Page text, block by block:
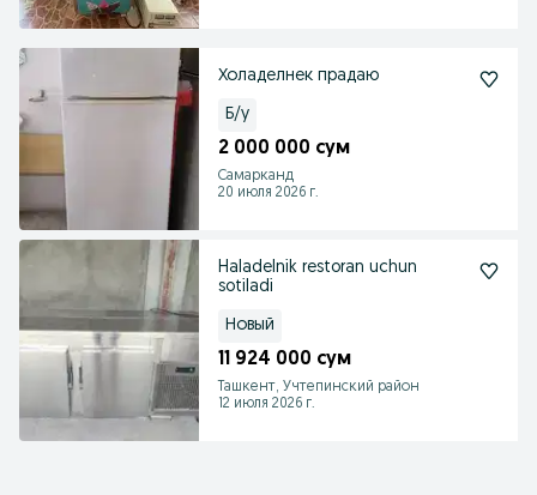
Холаделнек прадаю
Б/у
2 000 000 сум
Самарканд
20 июля 2026 г.
Haladelnik restoran uchun
sotiladi
Новый
11 924 000 сум
Ташкент, Учтепинский район
12 июля 2026 г.